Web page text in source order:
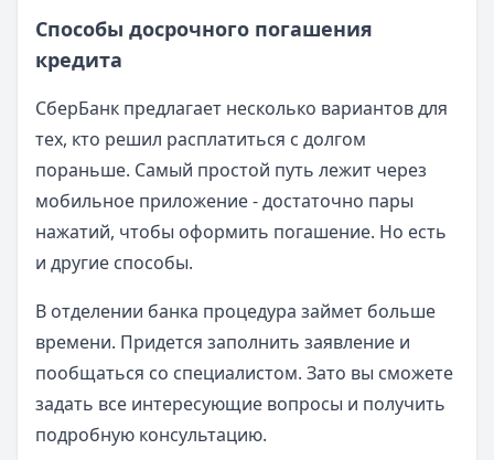
Способы досрочного погашения
кредита
СберБанк предлагает несколько вариантов для
тех, кто решил расплатиться с долгом
пораньше. Самый простой путь лежит через
мобильное приложение - достаточно пары
нажатий, чтобы оформить погашение. Но есть
и другие способы.
В отделении банка процедура займет больше
времени. Придется заполнить заявление и
пообщаться со специалистом. Зато вы сможете
задать все интересующие вопросы и получить
подробную консультацию.